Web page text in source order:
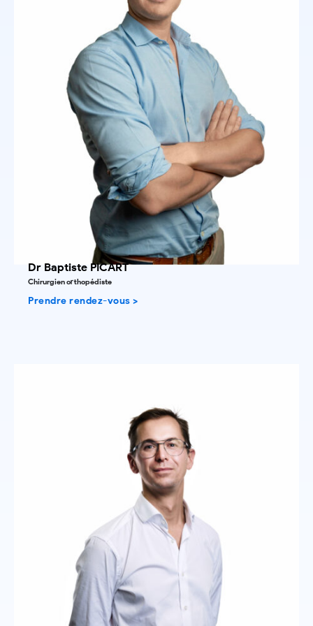
Dr Baptiste PICART
Chirurgien orthopédiste
Prendre rendez-vous >